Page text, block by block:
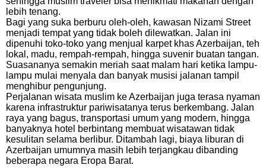
lebih tenang.
Bagi yang suka berburu oleh-oleh, kawasan Nizami Street
menjadi tempat yang tidak boleh dilewatkan. Jalan ini
dipenuhi toko-toko yang menjual karpet khas Azerbaijan, teh
lokal, madu, rempah-rempah, hingga suvenir buatan tangan.
Suasananya semakin meriah saat malam hari ketika lampu-
lampu mulai menyala dan banyak musisi jalanan tampil
menghibur pengunjung.
Perjalanan wisata muslim ke Azerbaijan juga terasa nyaman
karena infrastruktur pariwisatanya terus berkembang. Jalan
raya yang bagus, transportasi umum yang modern, hingga
banyaknya hotel berbintang membuat wisatawan tidak
kesulitan selama berlibur. Ditambah lagi, biaya liburan di
Azerbaijan umumnya masih lebih terjangkau dibanding
beberapa negara Eropa Barat.